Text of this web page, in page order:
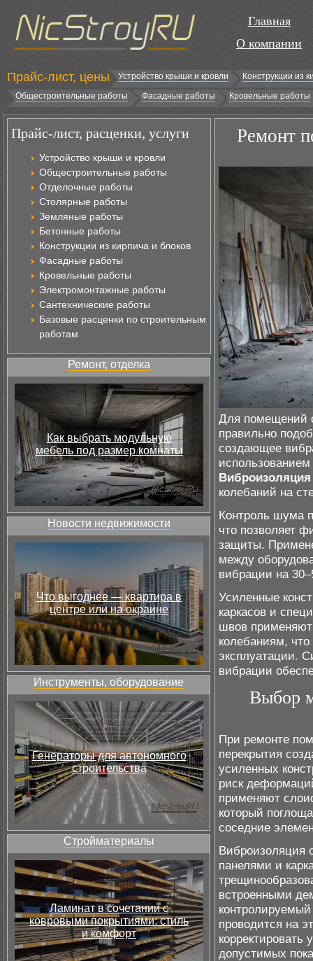
Главная
О компании
Прайс-лист, цены Устройство крыши и кровли
Конструкции из
Общестроительные работы
Фасадные работы Кровельные работы
Прайс-лист, расценки, услуги
Устройство крыши и кровли
Общестроительные работы
Отделочные работы
Столярные работы
Земляные работы
Бетонные работы
Конструкции из кирпича и блоков
Фасадные работы
Кровельные работы
Электромонтажные работы
Сантехнические работы
Базовые расценки по строительным
работам
Ремонт, отделка
Как выбрать модульную
мебель под размер комнаты
Новости недвижимости
Что выгоднее — квартира в
центре или на окраине
Инструменты, оборудование
Генераторы для автономного
строительства
Стройматериалы
Ламинат в сочетании с
ковровыми покрытиями: стиль
и комфорт
Ремонт
Для помещений
правильно
создающее
Виброизоляция
колебаний на
Контроль шума
что позволяет
защиты.
между
вибрации на
Усиленные
каркасов и
швов применяют
колебаниям,
эксплуатации.
вибрации
Выбор
При ремонте
перекрытия
усиленных
риск
применяют
который
соседние
Виброизоляция
панелями и
встроенными
проводится на
допустимых